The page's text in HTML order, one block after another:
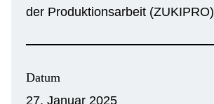
der Produktionsarbeit (ZUKIPRO)
Datum
27. Januar 2025